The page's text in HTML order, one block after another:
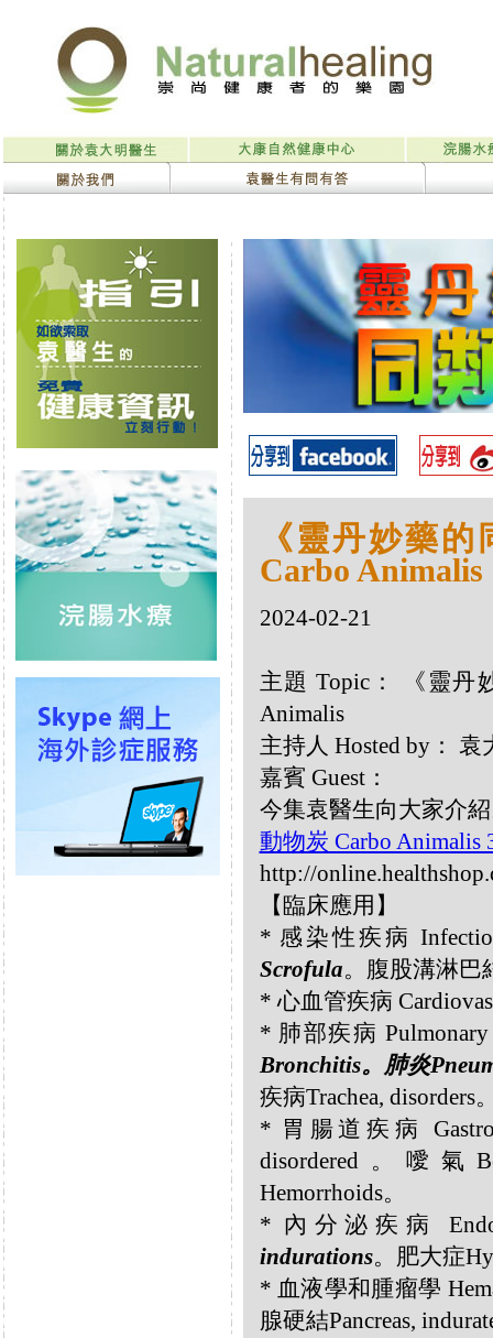
《靈丹妙藥
Carbo Animalis
2024-02-21
主題 Topic： 《靈丹
Animalis
主持人 Hosted by：
嘉賓 Guest：
今集袁醫生向大家介
動物炭 Carbo Animalis
http://
【臨床應用】
* 感染性疾病
Scrofula。腹股溝淋巴
* 心血管疾病
* 肺部疾病 Pulmonary
Bronchitis。肺炎
疾病Trachea, disorders
* 胃腸道疾病
disordered。噯氣
Hemorrhoids。
* 內分泌疾病
indurations。肥大症
* 血液學和腫瘤學
腺硬結Pancreas,